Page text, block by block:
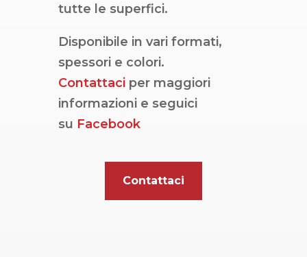
tutte le superfici.
Disponibile in vari formati,
spessori e colori.
Contattaci per maggiori
informazioni e seguici
su Facebook
Contattaci